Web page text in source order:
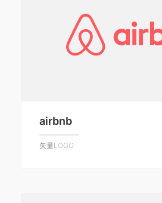
airbnb
矢量LOGO